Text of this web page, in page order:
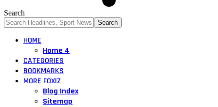
Search
HOME
Home 4
CATEGORIES
BOOKMARKS
MORE FOXIZ
Blog Index
Sitemap